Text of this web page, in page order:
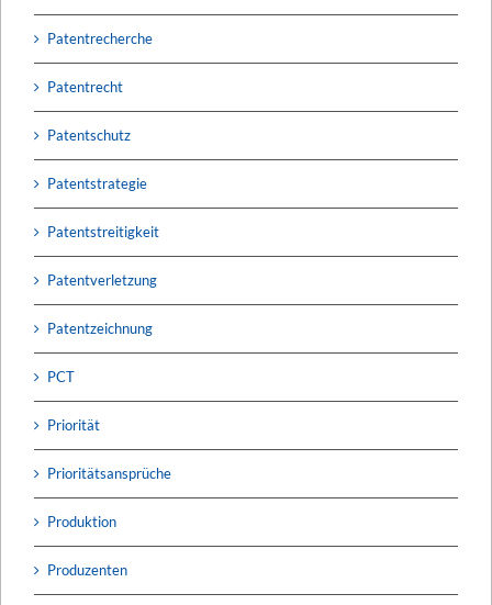
Patentrecherche
Patentrecht
Patentschutz
Patentstrategie
Patentstreitigkeit
Patentverletzung
Patentzeichnung
PCT
Priorität
Prioritätsansprüche
Produktion
Produzenten